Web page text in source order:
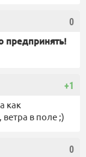
0
предпринять!
+1
как
в поле ;)
0